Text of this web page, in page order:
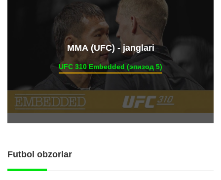
ММА (UFC) - janglari
UFC 310 Embedded (эпизод 5)
Futbol obzorlar